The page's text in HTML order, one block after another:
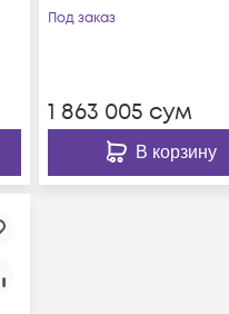
Под заказ
1 863 005 сум
В корзину